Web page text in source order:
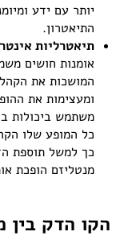
יותר עם ידע
התיאטרון.
תיאטרליות
אומנות חושים
המושכות את הקהל
ומעצימות את
משתמש ביכולות
כל המופע שלו
כך למשל תוספת
מנטליזם הופכת
הקו הדק בין